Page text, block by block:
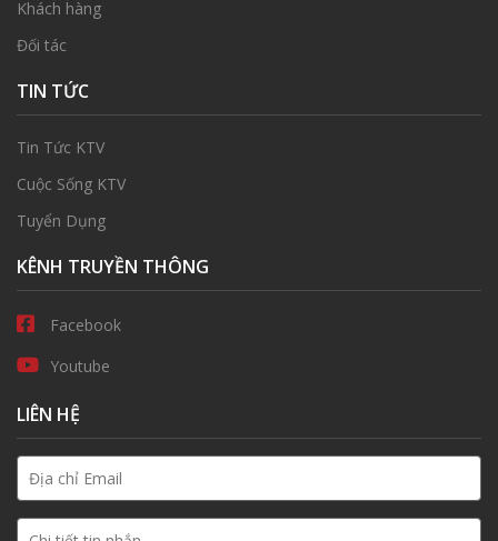
Khách hàng
Đối tác
TIN TỨC
Tin Tức KTV
Cuộc Sống KTV
Tuyển Dụng
KÊNH TRUYỀN THÔNG
Facebook
Youtube
LIÊN HỆ